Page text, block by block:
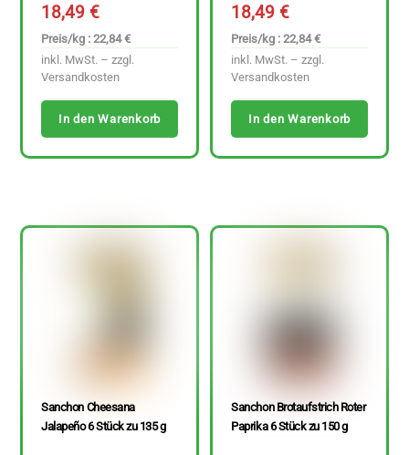
18,49€
Preis/kg : 22,84 €
inkl. MwSt. – zzgl.
Versandkosten
In den Warenkorb
18,49€
Preis/kg : 22,84 €
inkl. MwSt. – zzgl.
Versandkosten
In den Warenkorb
Sanchon Cheesana
Jalapeño 6 Stück zu 135 g
Sanchon Brotaufstrich Roter
Paprika 6 Stück zu 150 g